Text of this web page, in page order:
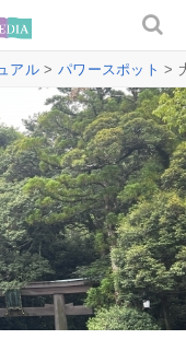
アル > パワースポット >